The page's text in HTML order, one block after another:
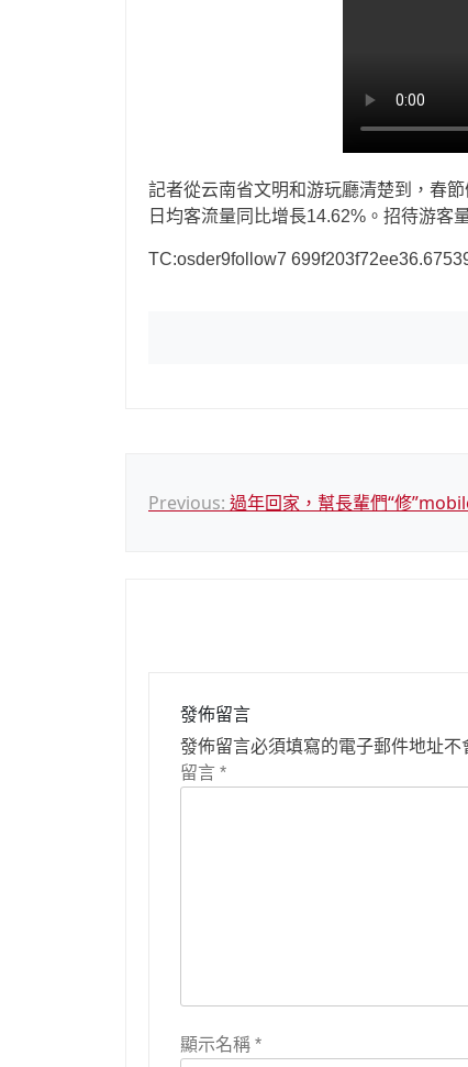
記者從云南省文明和游玩廳清楚到，春
日均客流量同比增長14.62%。招待游客
TC:osder9follow7
文
Previous: 過年回家，幫長輩們“修
發佈留言
發佈留言必須填寫的電子郵件地址不
留言 *
顯示名稱 *